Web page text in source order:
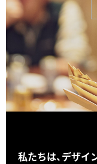
私たちは、​デザイ